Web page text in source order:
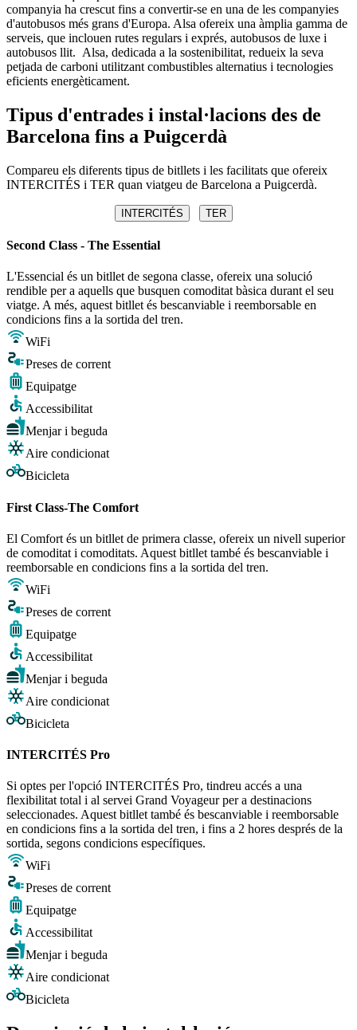
companyia ha crescut fins a convertir-se en una de les companyies
d'autobusos més grans d'Europa. Alsa ofereix una àmplia gamma de
serveis, que inclouen rutes regulars i exprés, autobusos de luxe i
autobusos llit. Alsa, dedicada a la sostenibilitat, redueix la seva
petjada de carboni utilitzant combustibles alternatius i tecnologies
eficients energèticament.
Tipus d'entrades i instal·lacions des de
Barcelona fins a Puigcerdà
Compareu els diferents tipus de bitllets i les facilitats que ofereix
INTERCITÉS i TER quan viatgeu de Barcelona a Puigcerdà.
INTERCITÉS TER
Second Class - The Essential
L'Essencial és un bitllet de segona classe, ofereix una solució
rendible per a aquells que busquen comoditat bàsica durant el seu
viatge. A més, aquest bitllet és bescanviable i reemborsable en
condicions fins a la sortida del tren.
WiFi
Preses de corrent
Equipatge
Accessibilitat
Menjar i beguda
Aire condicionat
Bicicleta
First Class-The Comfort
El Comfort és un bitllet de primera classe, ofereix un nivell superior
de comoditat i comoditats. Aquest bitllet també és bescanviable i
reemborsable en condicions fins a la sortida del tren.
WiFi
Preses de corrent
Equipatge
Accessibilitat
Menjar i beguda
Aire condicionat
Bicicleta
INTERCITÉS Pro
Si optes per l'opció INTERCITÉS Pro, tindreu accés a una
flexibilitat total i al servei Grand Voyageur per a destinacions
seleccionades. Aquest bitllet també és bescanviable i reemborsable
en condicions fins a la sortida del tren, i fins a 2 hores després de la
sortida, segons condicions específiques.
WiFi
Preses de corrent
Equipatge
Accessibilitat
Menjar i beguda
Aire condicionat
Bicicleta